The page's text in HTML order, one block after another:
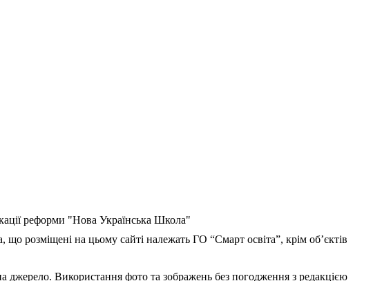
реформи "Нова Українська Школа"
розміщені на цьому сайті належать ГО “Смарт освіта”, крім об’єктів
джерело. Використання фото та зображень без погодження з редакцією